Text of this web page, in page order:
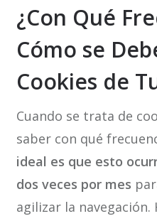
¿Con Qué
Cómo se
Cookies de
Cuando se trata de
saber con qué
ideal es que esto
dos veces por mes
agilizar la navegación.